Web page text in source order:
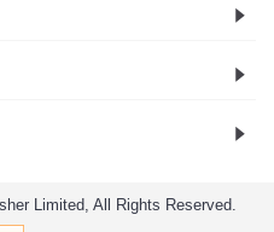
Limited, All Rights Reserved.